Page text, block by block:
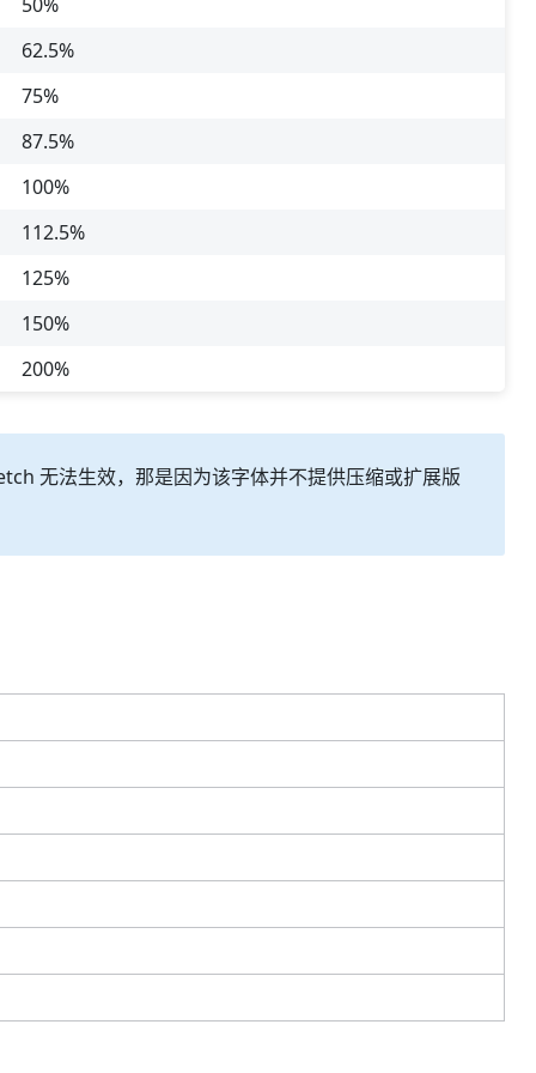
62.5%
75%
87.5%
100%
112.5%
125%
150%
200%
无法生效，那是因为该字体并不提供压缩或扩展版